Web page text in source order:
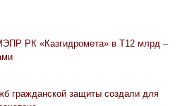
РК «Казгидромета» в Т12 млрд –
гражданской защиты создали для